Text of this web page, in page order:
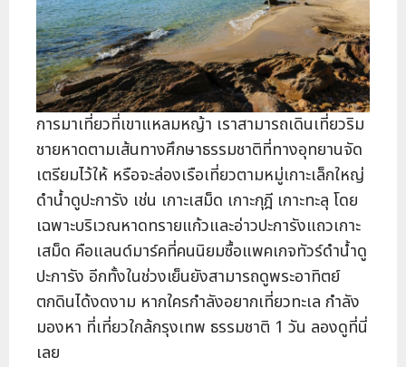
การมาเที่ยวที่เขาแหลมหญ้า เราสามารถเดินเที่ยวริม
ชายหาดตามเส้นทางศึกษาธรรมชาติที่ทางอุทยานจัด
เตรียมไว้ให้ หรือจะล่องเรือเที่ยวตามหมู่เกาะเล็กใหญ่
ดำน้ำดูปะการัง เช่น เกาะเสม็ด เกาะกุฎี เกาะทะลุ โดย
เฉพาะบริเวณหาดทรายแก้วและอ่าวปะการังแถวเกาะ
เสม็ด คือแลนด์มาร์คที่คนนิยมซื้อแพคเกจทัวร์ดำน้ำดู
ปะการัง อีกทั้งในช่วงเย็นยังสามารถดูพระอาทิตย์
ตกดินได้งดงาม หากใครกำลังอยากเที่ยวทะเล กำลัง
มองหา ที่เที่ยวใกล้กรุงเทพ ธรรมชาติ 1 วัน ลองดูที่นี่
เลย